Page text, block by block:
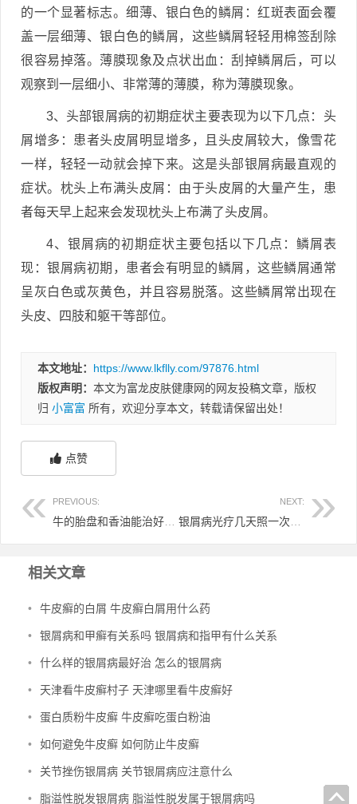
的一个显著标志。细薄、银白色的鳞屑：红斑表面会覆
盖一层细薄、银白色的鳞屑，这些鳞屑轻轻用棉签刮除
很容易掉落。薄膜现象及点状出血：刮掉鳞屑后，可以
观察到一层细小、非常薄的薄膜，称为薄膜现象。
3、头部银屑病的初期症状主要表现为以下几点：头
屑增多：患者头皮屑明显增多，且头皮屑较大，像雪花
一样，轻轻一动就会掉下来。这是头部银屑病最直观的
症状。枕头上布满头皮屑：由于头皮屑的大量产生，患
者每天早上起来会发现枕头上布满了头皮屑。
4、银屑病的初期症状主要包括以下几点：鳞屑表
现：银屑病初期，患者会有明显的鳞屑，这些鳞屑通常
呈灰白色或灰黄色，并且容易脱落。这些鳞屑常出现在
头皮、四肢和躯干等部位。
本文地址： https://www.lkflly.com/97876.html
版权声明： 本文为富龙皮肤健康网的网友投稿文章，版权
归 小富富 所有，欢迎分享本文，转载请保留出处！
点赞
PREVIOUS: NEXT:
相关文章
• 牛皮癣的白屑 牛皮癣白屑用什么药
• 银屑病和甲癣有关系吗 银屑病和指甲有什么关系
• 什么样的银屑病最好治 怎么的银屑病
• 天津看牛皮癣村子 天津哪里看牛皮癣好
• 蛋白质粉牛皮癣 牛皮癣吃蛋白粉油
• 如何避免牛皮癣 如何防止牛皮癣
• 关节挫伤银屑病 关节银屑病应注意什么
• 脂溢性脱发银屑病 脂溢性脱发属于银屑病吗